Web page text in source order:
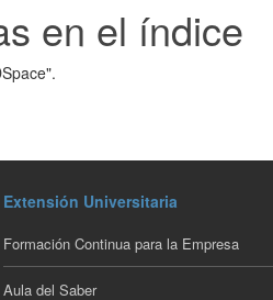
en el índice
Extensión Universitaria
Formación Continua para la Empresa
Aula del Saber